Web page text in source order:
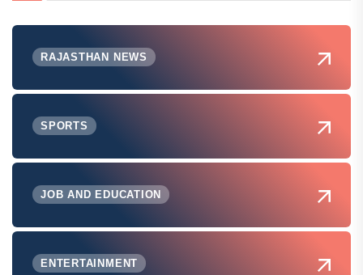
RAJASTHAN NEWS
SPORTS
JOB AND EDUCATION
ENTERTAINMENT